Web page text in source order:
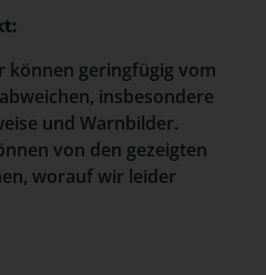
können geringfügig vom
insbesondere
und Warnbilder.
von den gezeigten
worauf wir leider